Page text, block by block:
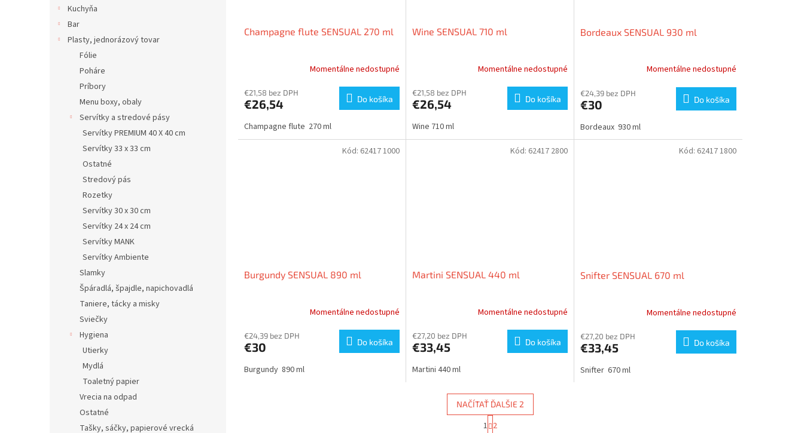
Kuchyňa
Bar
Plasty, jednorázový tovar
Fólie
Poháre
Príbory
Menu boxy, obaly
Servítky a stredové pásy
Servítky PREMIUM 40 X 40 cm
Servítky 33 x 33 cm
Ostatné
Stredový pás
Rozetky
Servítky 30 x 30 cm
Servítky 24 x 24 cm
Servítky MANK
Servítky Ambiente
Slamky
Špáradlá, špajdle, napichovadlá
Taniere, tácky a misky
Sviečky
Hygiena
Utierky
Mydlá
Toaletný papier
Vrecia na odpad
Ostatné
Tašky, sáčky, papierové vrecká
Champagne flute SENSUAL 270 ml
Momentálne nedostupné
€21,58 bez DPH
€26,54 Do košíka
Champagne flute 270 ml
Wine SENSUAL 710 ml
Momentálne nedostupné
€21,58 bez DPH
€26,54 Do košíka
Wine 710 ml
Bordeaux SENSUAL 930 ml
Momentálne nedostupné
€24,39 bez DPH
€30 Do košíka
Bordeaux 930 ml
Burgundy SENSUAL 890 ml
Momentálne nedostupné
€24,39 bez DPH
€30 Do košíka
Burgundy 890 ml
Kód: 62417 1000
Martini SENSUAL 440 ml
Momentálne nedostupné
€27,20 bez DPH
€33,45 Do košíka
Martini 440 ml
Kód: 62417 2800
Snifter SENSUAL 670 ml
Momentálne nedostupné
€27,20 bez DPH
€33,45 Do košíka
Snifter 670 ml
Kód: 62417 1800
NAČÍTAŤ ĎALŠIE 2
t
1 2